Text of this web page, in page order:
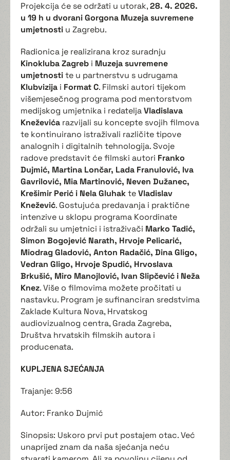
Projekcija će se održati u utorak,28. 4. 2026.
u 19 h u dvorani Gorgona Muzeja suvremene
umjetnosti u Zagrebu.
Radionica je realizirana kroz suradnju
Kinokluba Zagreb i Muzeja suvremene
umjetnostite u partnerstvu s udrugama
Klubvizija i Format C. Filmski autori tijekom
višemjesečnog programa pod mentorstvom
medijskog umjetnika i redateljaVladislava
Kneževića razvijali su koncepte svojih filmova
te kontinuirano istraživali različite tipove
analognih i digitalnih tehnologija. Svoje
radove predstavit će filmski autori Franko
Dujmić, Martina Lončar, Lada Franulović, Iva
Gavrilović, Mia Martinović, Neven Dužanec,
Krešimir Perić i Nela GluhakteVladislav
Knežević. Gostujuća predavanja i praktične
intenzive u sklopu programa Koordinate
održali su umjetnici i istraživači Marko Tadić,
Simon Bogojević Narath, Hrvoje Pelicarić,
Miodrag Gladović, Anton Radačić, Dina Gligo,
Vedran Gligo, Hrvoje Spudić, Hrvoslava
Brkušić, Miro Manojlović, Ivan Slipčević i Neža
Knez. Više o filmovima možete pročitati u
nastavku. Program je sufinanciran sredstvima
Zaklade Kultura Nova, Hrvatskog
audiovizualnog centra, Grada Zagreba,
Društva hrvatskih filmskih autora i
producenata.
KUPLJENA SJEĆANJA
Trajanje: 9:56
Autor: Franko Dujmić
Sinopsis: Uskoro prvi put postajem otac. Već
unaprijed znam da naša sjećanja neću